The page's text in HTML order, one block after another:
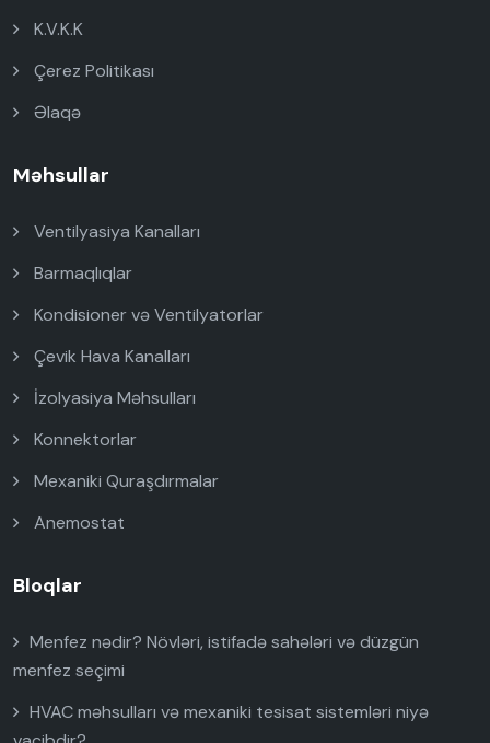
K.V.K.K
Çerez Politikası
Əlaqə
Məhsullar
Ventilyasiya Kanalları
Barmaqlıqlar
Kondisioner və Ventilyatorlar
Çevik Hava Kanalları
İzolyasiya Məhsulları
Konnektorlar
Mexaniki Quraşdırmalar
Anemostat
Bloqlar
Menfez nədir? Növləri, istifadə sahələri və düzgün
menfez seçimi
HVAC məhsulları və mexaniki tesisat sistemləri niyə